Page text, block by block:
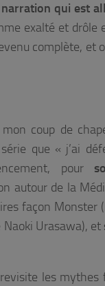
qui est
exalté et drôle
complète, et
coup de
que « j’ai
pour
autour de la
façon Monster
Naoki Urasawa), et
les mythes